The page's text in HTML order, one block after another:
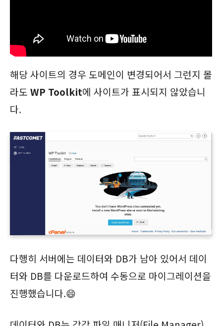
해당 사이트의 경우 도메인이 변경되어서 그런지 몰
라도 WP Toolkit에 사이트가 표시되지 않았습니
다.
다행히 서버에는 데이터와 DB가 남아 있어서 데이
터와 DB를 다운로드하여 수동으로 마이그레이션을
진행했습니다.😄